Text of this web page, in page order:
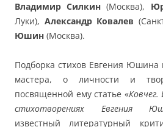
Владимир Силкин (Москва),
Луки), Александр Ковалев
Юшин (Москва).
Подборка стихов Евгения
мастера, о личности и
посвященной ему статье «Ковчег.
стихотворениях Евгения
известный литературный